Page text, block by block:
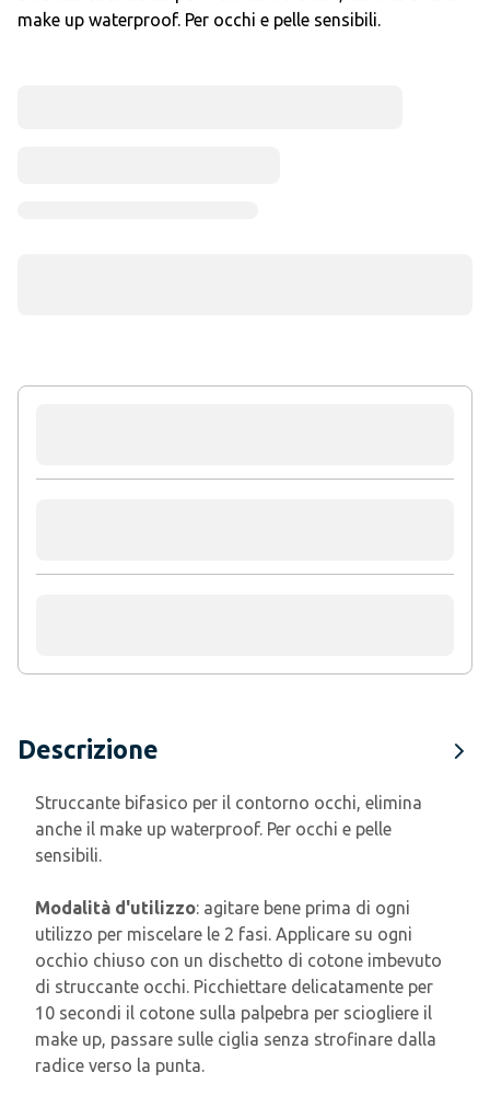
make up waterproof. Per occhi e pelle sensibili.
Descrizione
Struccante bifasico per il contorno occhi, elimina
anche il make up waterproof. Per occhi e pelle
sensibili.
Modalità d'utilizzo: agitare bene prima di ogni
utilizzo per miscelare le 2 fasi. Applicare su ogni
occhio chiuso con un dischetto di cotone imbevuto
di struccante occhi. Picchiettare delicatamente per
10 secondi il cotone sulla palpebra per sciogliere il
make up, passare sulle ciglia senza strofinare dalla
radice verso la punta.